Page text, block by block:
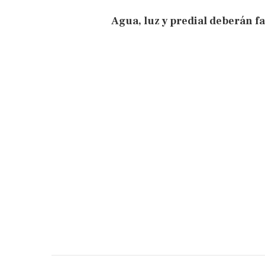
Agua, luz y predial deberán